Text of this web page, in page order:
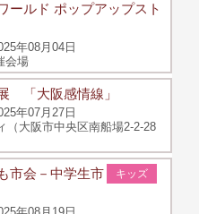
ールド ポップアップスト
年08月04日
会場
「大阪感情線」
年07月27日
（大阪市中央区南船場2-2-28
キッズ
市会－中学生市